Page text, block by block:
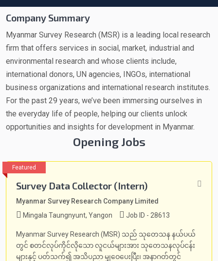
Company Summary
Myanmar Survey Research (MSR) is a leading local research
firm that offers services in social, market, industrial and
environmental research and whose clients include,
international donors, UN agencies, INGOs, international
business organizations and international research institutes.
For the past 29 years, we’ve been immersing ourselves in
the everyday life of people, helping our clients unlock
opportunities and insights for development in Myanmar.
Opening Jobs
Survey Data Collector (Intern)
Myanmar Survey Research Company Limited
Mingala Taungnyunt, Yangon
Job ID - 28613
Myanmar Survey Research (MSR) သည် သုတေသန နယ်ပယ်
တွင် စတင်လုပ်ကိုင်လိုသော လူငယ်များအား သုတေသနလုပ်ငန်း
များနှင့် ပတ်သက်၍ အသိပညာ မျှဝေပေးပြီး၊ အနာဂတ်တွင်